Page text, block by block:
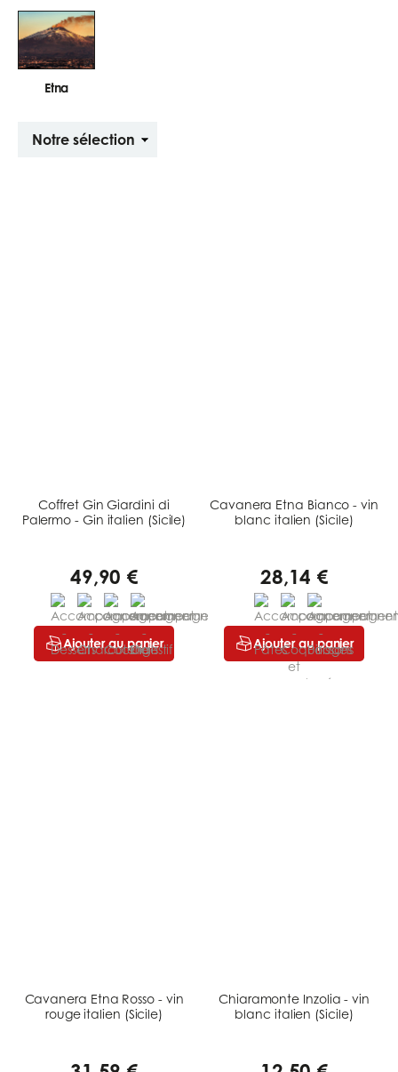
Sous-
catégories
Etna
Coffret Gin Giardini di
Palermo - Gin italien (Sicile)
49,90 €
Ajouter au panier
Cavanera Etna Bianco - vin
blanc italien (Sicile)
28,14 €
Ajouter au panier
Cavanera Etna Rosso - vin
rouge italien (Sicile)
Chiaramonte Inzolia - vin
blanc italien (Sicile)